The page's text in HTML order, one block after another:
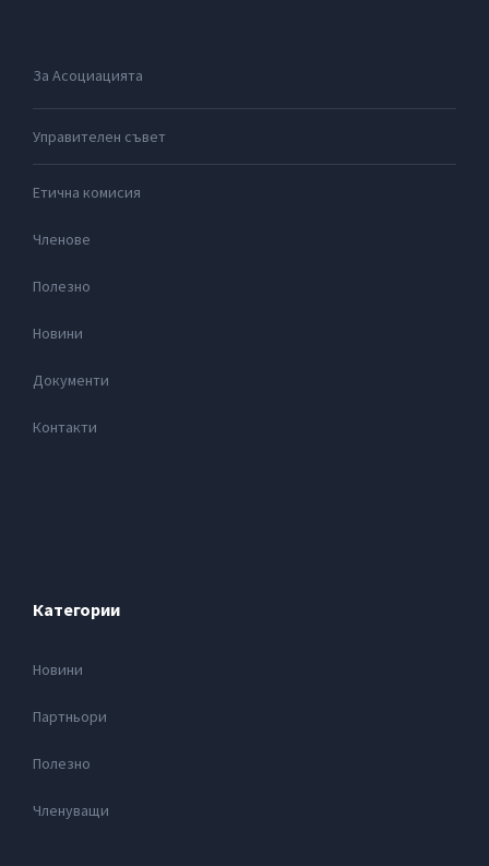
За Асоциацията
Управителен съвет
Етична комисия
Членове
Полезно
Новини
Документи
Контакти
Категории
Новини
Партньори
Полезно
Членуващи